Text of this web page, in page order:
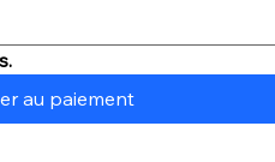
au paiement